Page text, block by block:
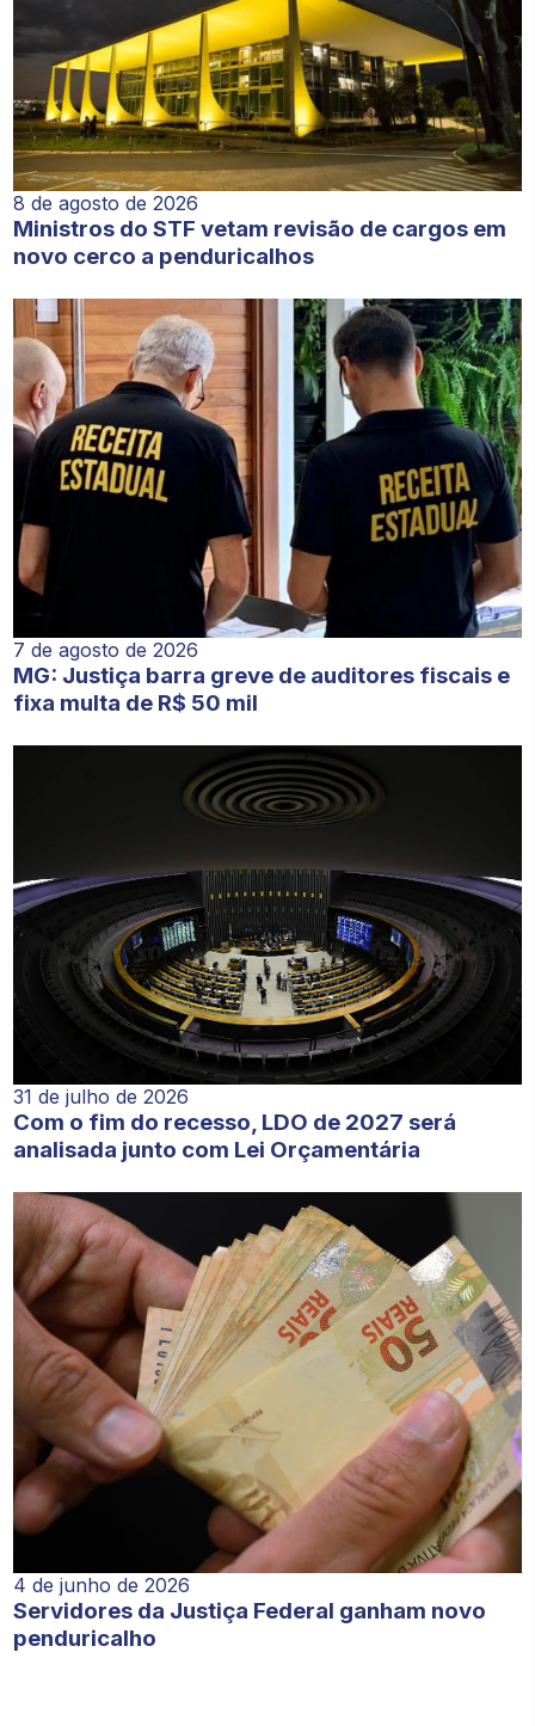
8 de agosto de 2026
Ministros do STF vetam revisão de cargos em
novo cerco a penduricalhos
7 de agosto de 2026
MG: Justiça barra greve de auditores fiscais e
fixa multa de R$ 50 mil
31 de julho de 2026
Com o fim do recesso, LDO de 2027 será
analisada junto com Lei Orçamentária
4 de junho de 2026
Servidores da Justiça Federal ganham novo
penduricalho